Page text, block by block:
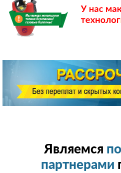
Являемся
партнерами